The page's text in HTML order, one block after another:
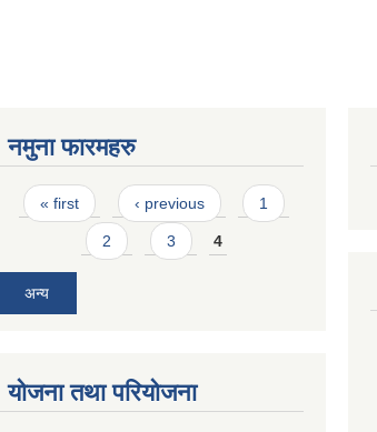
नमुना फारमहरु
Pages
« first ‹ previous 1
2 3 4
अन्य
योजना तथा परियोजना